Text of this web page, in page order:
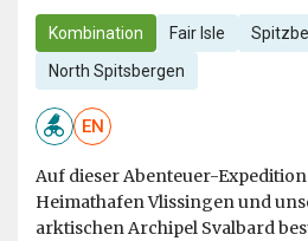
Kombination Fair Isle
North Spitsbergen
EN
Auf dieser Abenteuer-
Heimathafen Vlissingen und
arktischen Archipel Svalbard